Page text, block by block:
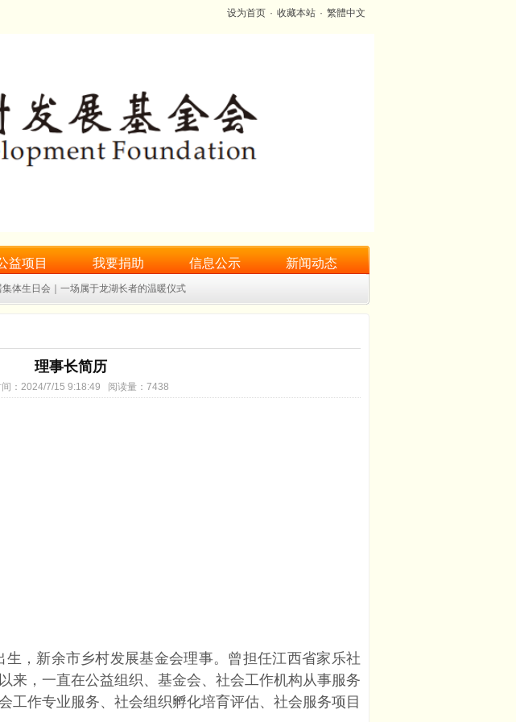
设为首页 · 收藏本站 · 繁體中文
益项目 我要捐助 信息公示 新闻动态
集体生日会｜一场属于龙湖长者的温暖仪式
理事长简历
间：2024/7/15 9:18:49 阅读量：7438
，新余市乡村发展基金会理事。曾担任江西省家乐社
来，一直在公益组织、基金会、社会工作机构从事服务
工作专业服务、社会组织孵化培育评估、社会服务项目